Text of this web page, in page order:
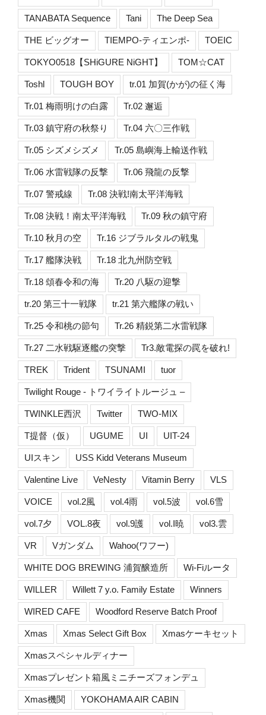
TANABATA Sequence Tani The Deep Sea
THE ビッグオー TIEMPO-ティエンポ- TOEIC
TOKYO0518【SHiGURE NiGHT】 TOM☆CAT
Toshl TOUGH BOY tr.01 加賀(かが)の征く海
Tr.01 梅雨明けの白露 Tr.02 邂逅
Tr.03 鎮守府の秋祭り Tr.04 六〇三作戦
Tr.05 シズメシズメ Tr.05 島嶼海上輸送作戦
Tr.06 水雷戦隊の反撃 Tr.06 飛龍の反撃
Tr.07 警戒線 Tr.08 決戦!南太平洋海戦
Tr.08 決戦！南太平洋海戦 Tr.09 秋の鎮守府
Tr.10 秋月の空 Tr.16 ジブラルタルの戦鬼
Tr.17 艦隊決戦 Tr.18 北九州防空戦
Tr.18 頌春令和の海 Tr.20 八駆の迎撃
tr.20 第三十一戦隊 tr.21 第六艦隊の戦い
Tr.25 令和桃の節句 Tr.26 精鋭第二水雷戦隊
Tr.27 二水戦駆逐艦の突撃 Tr3.敵電探の罠を破れ!
TREK Trident TSUNAMI tuor
Twilight Rouge - トワイライトルージュ –
TWINKLE西沢 Twitter TWO-MIX
T提督（仮） UGUME UI UIT-24
UIスキン USS Kidd Veterans Museum
Valentine Live VeNesty Vitamin Berry VLS
VOICE vol.2風 vol.4雨 vol.5波 vol.6雪
vol.7夕 VOL.8夜 vol.9護 vol.I暁 vol3.雲
VR Vガンダム Wahoo(ワフー)
WHITE DOG BREWING 浦賀醸造所 Wi-Fiルータ
WILLER Willett 7 y.o. Family Estate Winners
WIRED CAFE Woodford Reserve Batch Proof
Xmas Xmas Select Gift Box Xmasケーキセット
Xmasスペシャルディナー
Xmasプレゼント箱風ミニチーズフォンデュ
Xmas機関 YOKOHAMA AIR CABIN